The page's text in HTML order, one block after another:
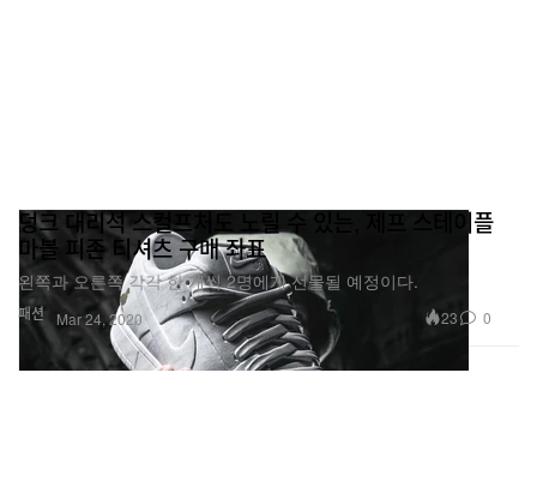
패션
덩크 대리석 스컬프처도 노릴 수 있는, 제프 스테이플
마블 피존 티셔츠 구매 좌표
왼쪽과 오른쪽 각각 한 개씩 2명에게 선물될 예정이다.
Mar 24, 2020 23 0